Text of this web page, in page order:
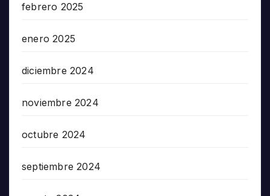
febrero 2025
enero 2025
diciembre 2024
noviembre 2024
octubre 2024
septiembre 2024